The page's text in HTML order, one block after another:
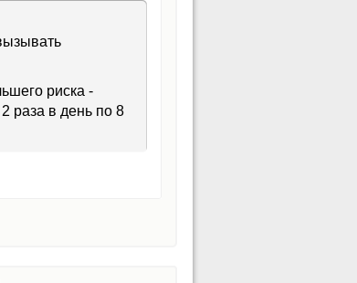
риска -
раза в день по 8